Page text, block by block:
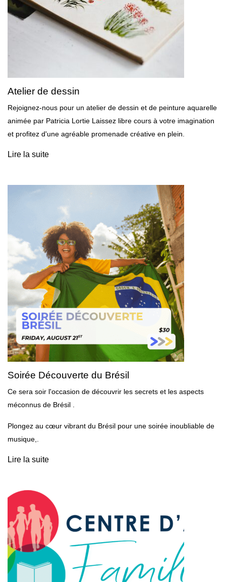
Atelier de dessin
Rejoignez-nous pour un atelier de dessin et de peinture aquarelle
animée par Patricia Lortie Laissez libre cours à votre imagination
et profitez d'une agréable promenade créative en plein.
Lire la suite
Soirée Découverte du Brésil
Ce sera soir l'occasion de découvrir les secrets et les aspects
méconnus de Brésil .
Plongez au cœur vibrant du Brésil pour une soirée inoubliable de
musique,.
Lire la suite